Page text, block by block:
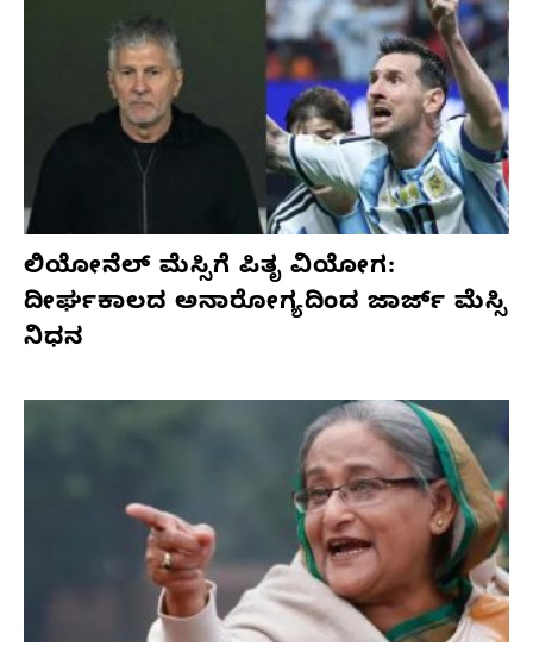
ಲಿಯೋನೆಲ್ ಮೆಸ್ಸಿಗೆ ಪಿತೃ ವಿಯೋಗ:
ದೀರ್ಘಕಾಲದ ಅನಾರೋಗ್ಯದಿಂದ ಜಾರ್ಜ್ ಮೆಸ್ಸಿ
ನಿಧನ